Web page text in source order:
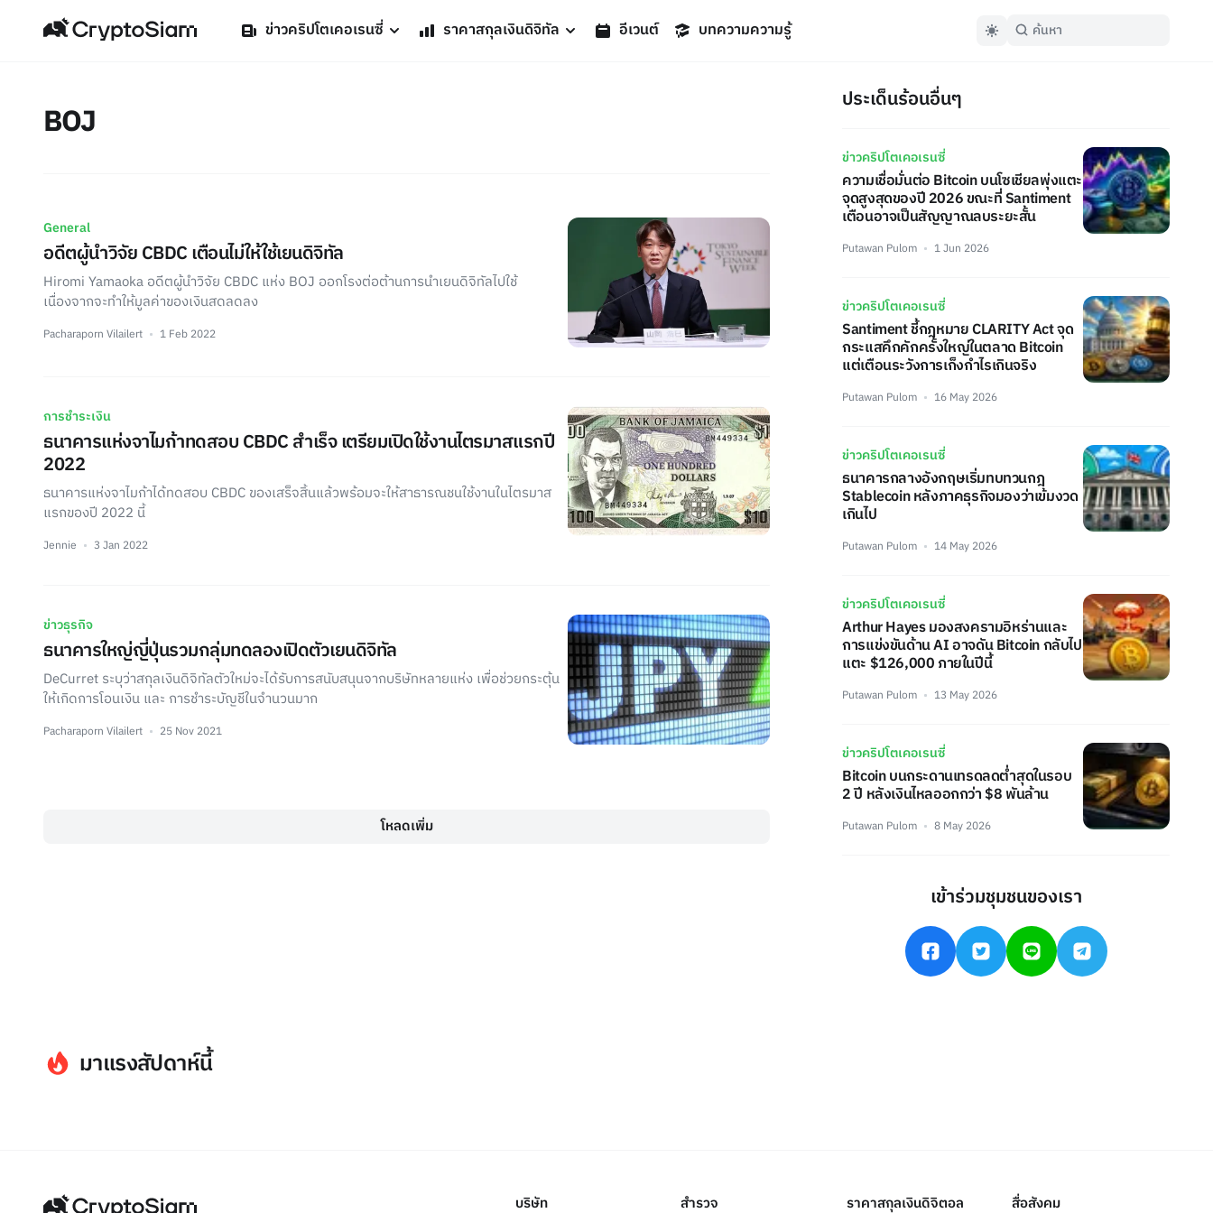
ข่าวคริปโตเคอเรนซี่ ราคาสกุลเงินดิจิทัล อีเวนต์ บทความความรู้
BOJ
General
อดีตผู้นำวิจัย CBDC เตือนไม่ให้ใช้เยนดิจิทัล
Hiromi Yamaoka อดีตผู้นำวิจัย CBDC แห่ง BOJ ออกโรงต่อต้านการนำเยนดิจิทัลไปใช้
เนื่องจากจะทำให้มูลค่าของเงินสดลดลง
Pacharaporn Vilailert 1 Feb 2022
การชำระเงิน
ธนาคารแห่งจาไมก้าทดสอบ CBDC สำเร็จ เตรียมเปิดใช้งานไตรมาสแรกปี
2022
ธนาคารแห่งจาไมก้าได้ทดสอบ CBDC ของเสร็จสิ้นแล้วพร้อมจะให้สาธารณชนใช้งานในไตรมาส
แรกของปี 2022 นี้
Jennie 3 Jan 2022
ข่าวธุรกิจ
ธนาคารใหญ่ญี่ปุ่นรวมกลุ่มทดลองเปิดตัวเยนดิจิทัล
DeCurret ระบุว่าสกุลเงินดิจิทัลตัวใหม่จะได้รับการสนับสนุนจากบริษัทหลายแห่ง เพื่อช่วยกระตุ้น
ให้เกิดการโอนเงิน และ การชำระบัญชีในจำนวนมาก
Pacharaporn Vilailert 25 Nov 2021
โหลดเพิ่ม
ประเด็นร้อนอื่นๆ
ข่าวคริปโตเคอเรนซี่
ความเชื่อมั่นต่อ Bitcoin บนโซเชียลพุ่งแตะ
จุดสูงสุดของปี 2026 ขณะที่ Santiment
เตือนอาจเป็นสัญญาณลบระยะสั้น
Putawan Pulom 1 Jun 2026
ข่าวคริปโตเคอเรนซี่
Santiment ชี้กฎหมาย CLARITY Act จุด
กระแสคึกคักครั้งใหญ่ในตลาด Bitcoin
แต่เตือนระวังการเก็งกำไรเกินจริง
Putawan Pulom 16 May 2026
ข่าวคริปโตเคอเรนซี่
ธนาคารกลางอังกฤษเริ่มทบทวนกฎ
Stablecoin หลังภาคธุรกิจมองว่าเข้มงวด
เกินไป
Putawan Pulom 14 May 2026
ข่าวคริปโตเคอเรนซี่
Arthur Hayes มองสงครามอิหร่านและ
การแข่งขันด้าน AI อาจดัน Bitcoin กลับไป
แตะ $126,000 ภายในปีนี้
Putawan Pulom 13 May 2026
ข่าวคริปโตเคอเรนซี่
Bitcoin บนกระดานเทรดลดต่ำสุดในรอบ
2 ปี หลังเงินไหลออกกว่า $8 พันล้าน
Putawan Pulom 8 May 2026
เข้าร่วมชุมชนของเรา
มาแรงสัปดาห์นี้
บริษัท สำรวจ ราคาสกุลเงินดิจิตอล สื่อสังคม